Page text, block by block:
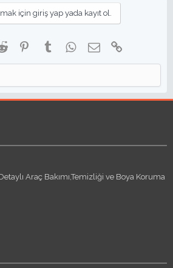
için giriş yap yada kayıt ol.
Reddit PinterestTumblrWhatsApp
E-posta
Araç Bakımı,Temizliği ve Boya Koruma